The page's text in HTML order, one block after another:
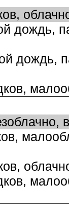
дождь,
дождь,